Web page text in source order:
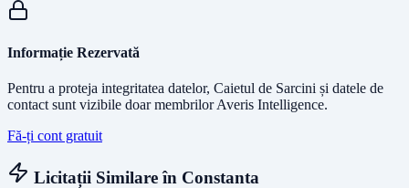
Informație Rezervată
Pentru a proteja integritatea datelor, Caietul de Sarcini și datele de
contact sunt vizibile doar membrilor Averis Intelligence.
Fă-ți cont gratuit
Licitații Similare în Constanta